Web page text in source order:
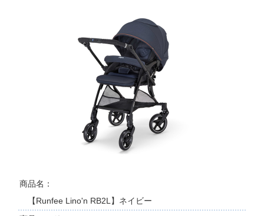
商品名
【Runfee Lino'n RB2L】ネイビー